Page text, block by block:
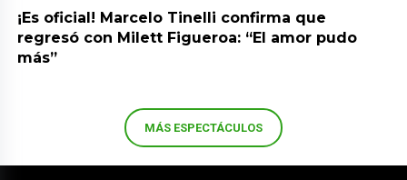
¡Es oficial! Marcelo Tinelli confirma que
regresó con Milett Figueroa: “El amor pudo
más”
MÁS ESPECTÁCULOS